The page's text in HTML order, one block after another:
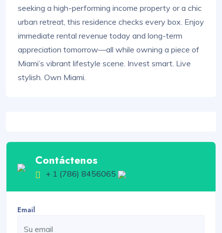
seeking a high-performing income property or a chic
urban retreat, this residence checks every box. Enjoy
immediate rental revenue today and long-term
appreciation tomorrow—all while owning a piece of
Miami’s vibrant lifestyle scene. Invest smart. Live
stylish. Own Miami.
Contáctenos
+ 1 (786) 8456065
Email